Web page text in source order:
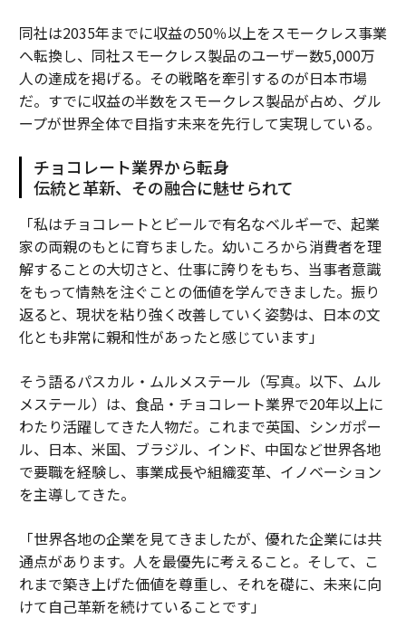
同社は2035年までに収益の50％以上をスモークレス事業
へ転換し、同社スモークレス製品のユーザー数5,000万
人の達成を掲げる。その戦略を牽引するのが日本市場
だ。すでに収益の半数をスモークレス製品が占め、グル
ープが世界全体で目指す未来を先行して実現している。
チョコレート業界から転身
伝統と革新、その融合に魅せられて
「私はチョコレートとビールで有名なベルギーで、起業
家の両親のもとに育ちました。幼いころから消費者を理
解することの大切さと、仕事に誇りをもち、当事者意識
をもって情熱を注ぐことの価値を学んできました。振り
返ると、現状を粘り強く改善していく姿勢は、日本の文
化とも非常に親和性があったと感じています」
そう語るパスカル・ムルメステール（写真。以下、ムル
メステール）は、食品・チョコレート業界で20年以上に
わたり活躍してきた人物だ。これまで英国、シンガポー
ル、日本、米国、ブラジル、インド、中国など世界各地
で要職を経験し、事業成長や組織変革、イノベーション
を主導してきた。
「世界各地の企業を見てきましたが、優れた企業には共
通点があります。人を最優先に考えること。そして、こ
れまで築き上げた価値を尊重し、それを礎に、未来に向
けて自己革新を続けていることです」